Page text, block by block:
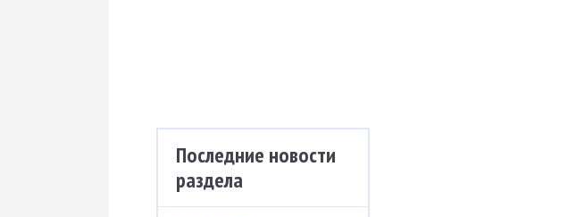
Последние новости
раздела